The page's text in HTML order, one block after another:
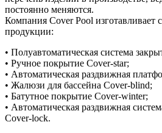
постоянно меняются.
Компания Cover Pool
продукции:
• Полуавтоматическая система
• Ручное покрытие Cover-star;
• Автоматическая раздвижная
• Жалюзи для бассейна Cover-blind;
• Батутное покрытие Cover-winter;
• Автоматическая раздвижная
Cover-loсk.